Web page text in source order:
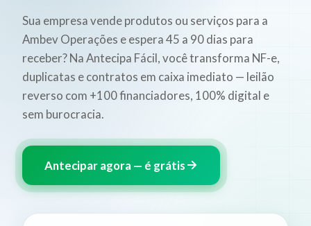
Sua empresa vende produtos ou serviços para a
Ambev Operações e espera 45 a 90 dias para
receber? Na Antecipa Fácil, você transforma NF-e,
duplicatas e contratos em caixa imediato — leilão
reverso com +100 financiadores, 100% digital e
sem burocracia.
Antecipar agora — é grátis